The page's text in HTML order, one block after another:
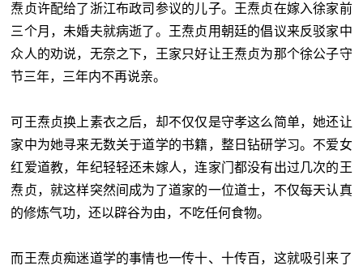
焘贞许配给了浙江布政司参议的儿子。王焘贞在嫁入徐家前
三个月，未婚夫就病逝了。王焘贞用朝廷的倡议来反驳家中
众人的劝说，无奈之下，王家只好让王焘贞为那个徐公子守
节三年，三年内不再说亲。
可王焘贞换上素衣之后，却不仅仅是守孝这么简单，她还让
家中为她寻来无数关于道学的书籍，整日钻研学习。不爱女
红爱道教，年纪轻轻还未嫁人，连家门都没有出过几次的王
焘贞，就这样突然间成为了道家的一位道士，不仅每天认真
的修炼气功，还以辟谷为由，不吃任何食物。
而王焘贞痴迷道学的事情也一传十、十传百，这就吸引来了